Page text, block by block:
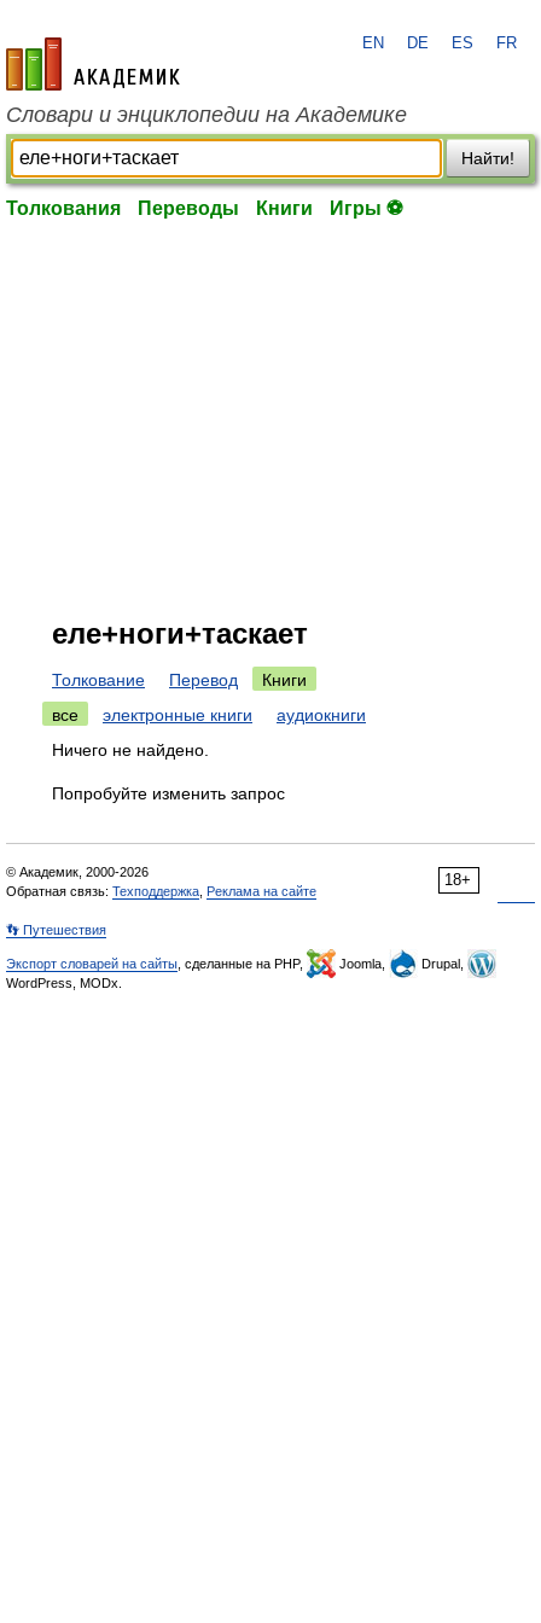
academic.ru
EN DE ES FR
Словари и энциклопедии на Академике
Найти!
Толкования Переводы Книги Игры ⚽
еле+ноги+таскает
Толкование Перевод
Книги
все
электронные книги
аудиокниги
Ничего не найдено.
Попробуйте изменить запрос
18+
© Академик, 2000-2026
Обратная связь: Техподдержка Реклама на сайте
👣 Путешествия
Экспорт словарей на сайты , сделанные на PHP, Joomla,
Drupal,
WordPress, MODx.